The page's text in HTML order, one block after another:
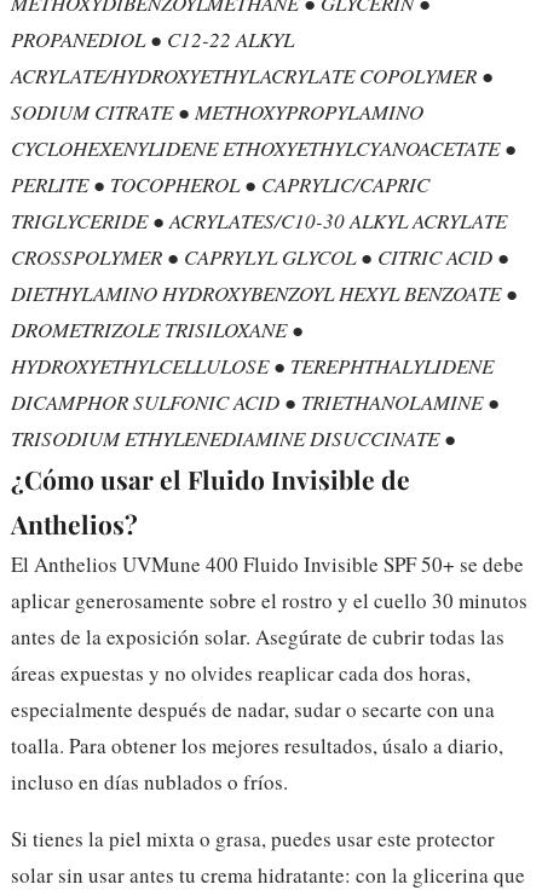
PROPANEDIOL ● C12-22 ALKYL
ACRYLATE/HYDROXYETHYLACRYLATE COPOLYMER ●
SODIUM CITRATE ● METHOXYPROPYLAMINO
CYCLOHEXENYLIDENE ETHOXYETHYLCYANOACETATE ●
PERLITE ● TOCOPHEROL ● CAPRYLIC/CAPRIC
TRIGLYCERIDE ● ACRYLATES/C10-30 ALKYL ACRYLATE
CROSSPOLYMER ● CAPRYLYL GLYCOL ● CITRIC ACID ●
DIETHYLAMINO HYDROXYBENZOYL HEXYL BENZOATE ●
DROMETRIZOLE TRISILOXANE ●
HYDROXYETHYLCELLULOSE ● TEREPHTHALYLIDENE
DICAMPHOR SULFONIC ACID ● TRIETHANOLAMINE ●
TRISODIUM ETHYLENEDIAMINE DISUCCINATE ●
¿Cómo usar el Fluido Invisible de
Anthelios?
El Anthelios UVMune 400 Fluido Invisible SPF 50+ se debe
aplicar generosamente sobre el rostro y el cuello 30 minutos
antes de la exposición solar. Asegúrate de cubrir todas las
áreas expuestas y no olvides reaplicar cada dos horas,
especialmente después de nadar, sudar o secarte con una
toalla. Para obtener los mejores resultados, úsalo a diario,
incluso en días nublados o fríos.
Si tienes la piel mixta o grasa, puedes usar este protector
solar sin usar antes tu crema hidratante: con la glicerina que